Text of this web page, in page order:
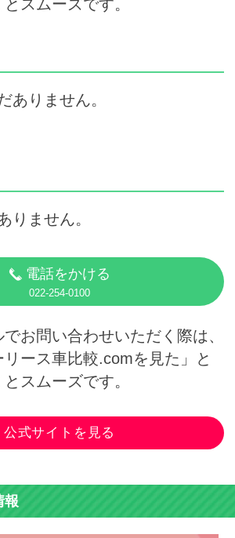
スムーズです。
ありません。
りません。
電話をかける
022-254-0100
お問い合わせいただく際は、
リース車比較.comを見た」と
スムーズです。
公式サイトを見る
報